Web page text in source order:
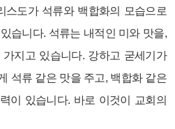
스도가 석류와 백합화의 모습으로
습니다. 석류는 내적인 미와 맛을,
지고 있습니다. 강하고 굳세기가
석류 같은 맛을 주고, 백합화 같은
이 있습니다. 바로 이것이 교회의